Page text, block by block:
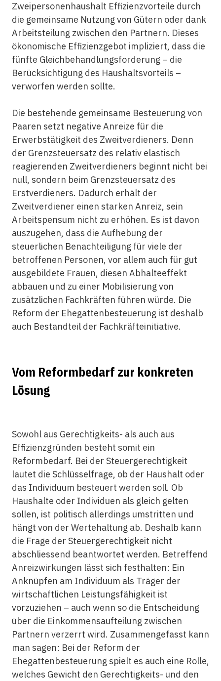
Zweipersonenhaushalt Effizienzvorteile durch
die gemeinsame Nutzung von Gütern oder dank
Arbeitsteilung zwischen den Partnern. Dieses
ökonomische Effizienzgebot impliziert, dass die
fünfte Gleichbehandlungsforderung – die
Berücksichtigung des Haushaltsvorteils –
verworfen werden sollte.
Die bestehende gemeinsame Besteuerung von
Paaren setzt negative Anreize für die
Erwerbstätigkeit des Zweitverdieners. Denn
der Grenzsteuersatz des relativ elastisch
reagierenden Zweitverdieners beginnt nicht bei
null, sondern beim Grenzsteuersatz des
Erstverdieners. Dadurch erhält der
Zweitverdiener einen starken Anreiz, sein
Arbeitspensum nicht zu erhöhen. Es ist davon
auszugehen, dass die Aufhebung der
steuerlichen Benachteiligung für viele der
betroffenen Personen, vor allem auch für gut
ausgebildete Frauen, diesen Abhalteeffekt
abbauen und zu einer Mobilisierung von
zusätzlichen Fachkräften führen würde. Die
Reform der Ehegattenbesteuerung ist deshalb
auch Bestandteil der Fachkräfteinitiative.
Vom Reformbedarf zur konkreten
Lösung
Sowohl aus Gerechtigkeits- als auch aus
Effizienzgründen besteht somit ein
Reformbedarf. Bei der Steuergerechtigkeit
lautet die Schlüsselfrage, ob der Haushalt oder
das Individuum besteuert werden soll. Ob
Haushalte oder Individuen als gleich gelten
sollen, ist politisch allerdings umstritten und
hängt von der Wertehaltung ab. Deshalb kann
die Frage der Steuergerechtigkeit nicht
abschliessend beantwortet werden. Betreffend
Anreizwirkungen lässt sich festhalten: Ein
Anknüpfen am Individuum als Träger der
wirtschaftlichen Leistungsfähigkeit ist
vorzuziehen – auch wenn so die Entscheidung
über die Einkommensaufteilung zwischen
Partnern verzerrt wird. Zusammengefasst kann
man sagen: Bei der Reform der
Ehegattenbesteuerung spielt es auch eine Rolle,
welches Gewicht den Gerechtigkeits- und den